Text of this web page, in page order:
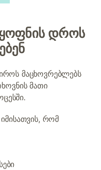
დროს
მაცხოვრებლებს
მათი
რომ